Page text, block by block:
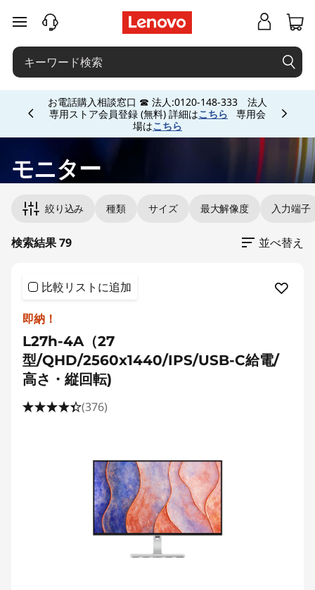
モ
ニ
タ
メインコンテンツにスキップする
お電話購入相談窓口 ☎ 法人:0120-148-333 法人
専用ストア会員登録 (無料) 詳細はこちら
専用会
場はこちら
Currently displaying item 5 of 5
モニター
絞り込み 種類 サイズ 最大解像度 入力端子
検索結果 79 並べ替え
比較リストに追加
即納！
L27h-4A（27
型/QHD/2560x1440/IPS/USB-C給電/
高さ・縦回転)
(376)